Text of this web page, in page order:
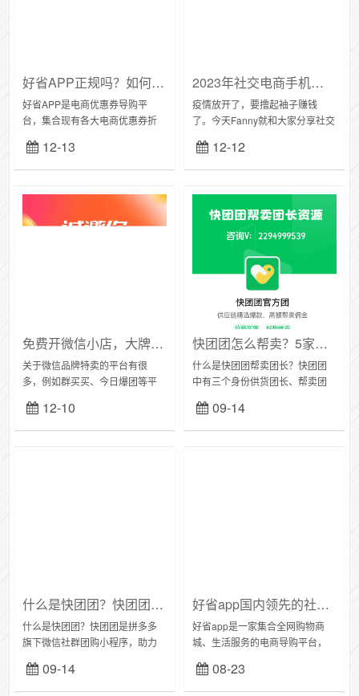
好省APP正规吗？如何下载好省APP？
好省APP是电商优惠券导购平
台，集合现有各大电商优惠券折
下载量超2000万人次，每个月提
现也都能准时到账。好省APP正
12-13
2023年社交电商手机副业：这3个电商优惠券＋品牌特卖新零售平台汇总
疫情放开了，要撸起袖子赚钱
了。今天Fanny就和大家分享社交
都是直接可以分享社群，操作简
单。一、好省APP好省app是一家
12-12
免费开微信小店，大牌鲸选品牌特卖，邀你当店主了！
关于微信品牌特卖的平台有很
多，例如群买买、今日爆团等平
鲸选品牌特卖：大牌鲸选通过
S2B2C的创新模式，一端连接源
12-10
快团团怎么帮卖？5家团长资源社群分享
什么是快团团帮卖团长？快团团
中有三个身份供货团长、帮卖团
下帮卖团长。先说说帮卖团长优
势，以及适合什么样的群体，你
09-14
什么是快团团？快团团是怎样的模式？
什么是快团团？快团团是拼多多
旗下微信社群团购小程序，助力
致力于提供“找货-找人-把货/服务
卖给人”的全链路解决方法，为商
09-14
好省app国内领先的社交电商导购平台，自用省钱一辈子的返佣软件
好省app是一家集合全网购物商
城、生活服务的电商导购平台，
拼多多、唯品会等全网购物平
台，美食、出行、外卖、加油、
08-23